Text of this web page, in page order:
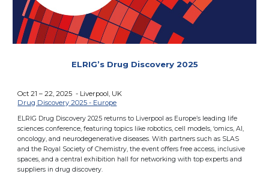
ELRIG’s Drug Discovery 2025
Oct 21 – 22, 2025 - Liverpool, UK
Drug Discovery 2025 - Europe
ELRIG Drug Discovery 2025 returns to Liverpool as Europe’s leading life
sciences conference, featuring topics like robotics, cell models, ‘omics, AI,
oncology, and neurodegenerative diseases. With partners such as SLAS
and the Royal Society of Chemistry, the event offers free access, inclusive
spaces, and a central exhibition hall for networking with top experts and
suppliers in drug discovery.